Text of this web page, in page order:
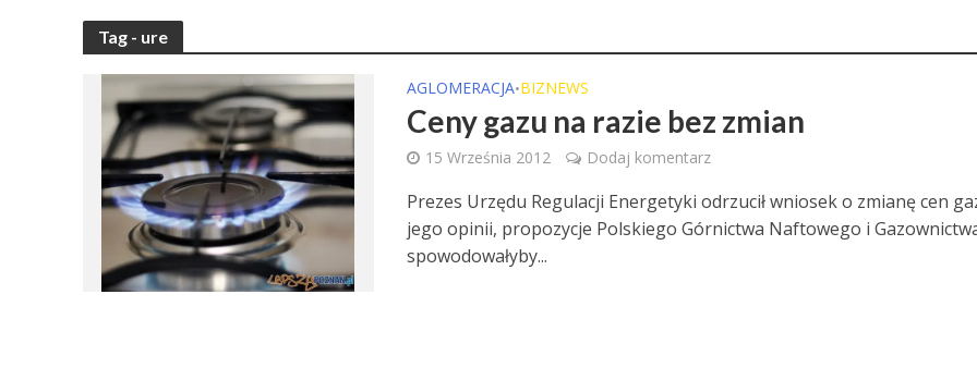
Tag - ure
AGLOMERACJA•BIZNEWS
Ceny gazu na razie bez zmian
15 Września 2012 Dodaj komentarz
Prezes Urzędu Regulacji Energetyki odrzucił wniosek o zmianę cen
jego opinii, propozycje Polskiego Górnictwa Naftowego i
spowodowałyby...